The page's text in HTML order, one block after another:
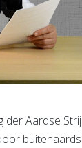
der Aardse